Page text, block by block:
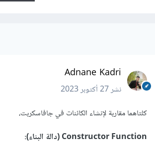
Adnane Kadri
نشر27 أكتوبر 2023
كلتاهما مقاربة لإنشاء الكائنات في جافاسكربت،
Constructor Function (دالة البناء):